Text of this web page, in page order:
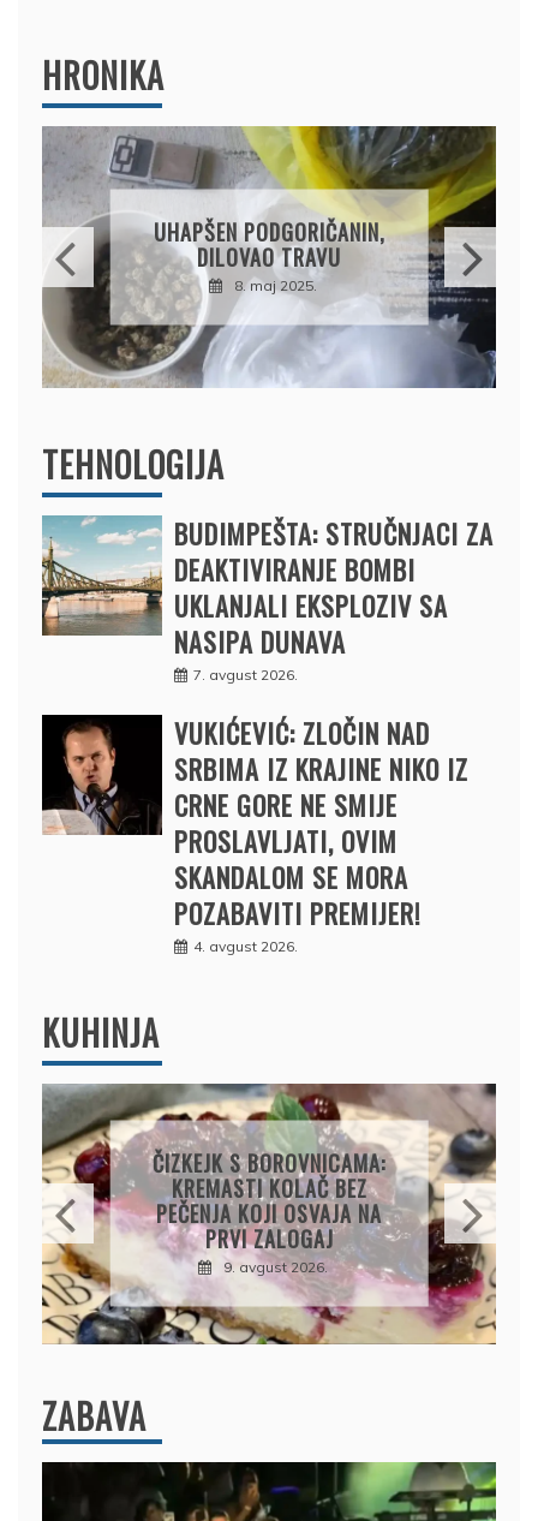
HRONIKA
DRŽAVLJANIN RUSIJE
OSUMNJIČEN DA JE
PRODAO TUĐI BMW,
DRŽAVU NAPUSTIO
BRODOM
12. februar 2025.
TEHNOLOGIJA
BUDIMPEŠTA: STRUČNJACI ZA
DEAKTIVIRANJE BOMBI
UKLANJALI EKSPLOZIV SA
NASIPA DUNAVA
7. avgust 2026.
VUKIĆEVIĆ: ZLOČIN NAD
SRBIMA IZ KRAJINE NIKO IZ
CRNE GORE NE SMIJE
PROSLAVLJATI, OVIM
SKANDALOM SE MORA
POZABAVITI PREMIJER!
4. avgust 2026.
KUHINJA
KOLAČ S LIMUNOM I
SIROM: RECEPT ZA
KREMASTU POSLASTICU
KOJA SE TOPI U USTIMA
9. avgust 2026.
ZABAVA